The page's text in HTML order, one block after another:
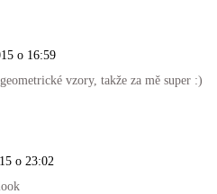
o 16:59
vzory, takže za mě super :)
o 23:02